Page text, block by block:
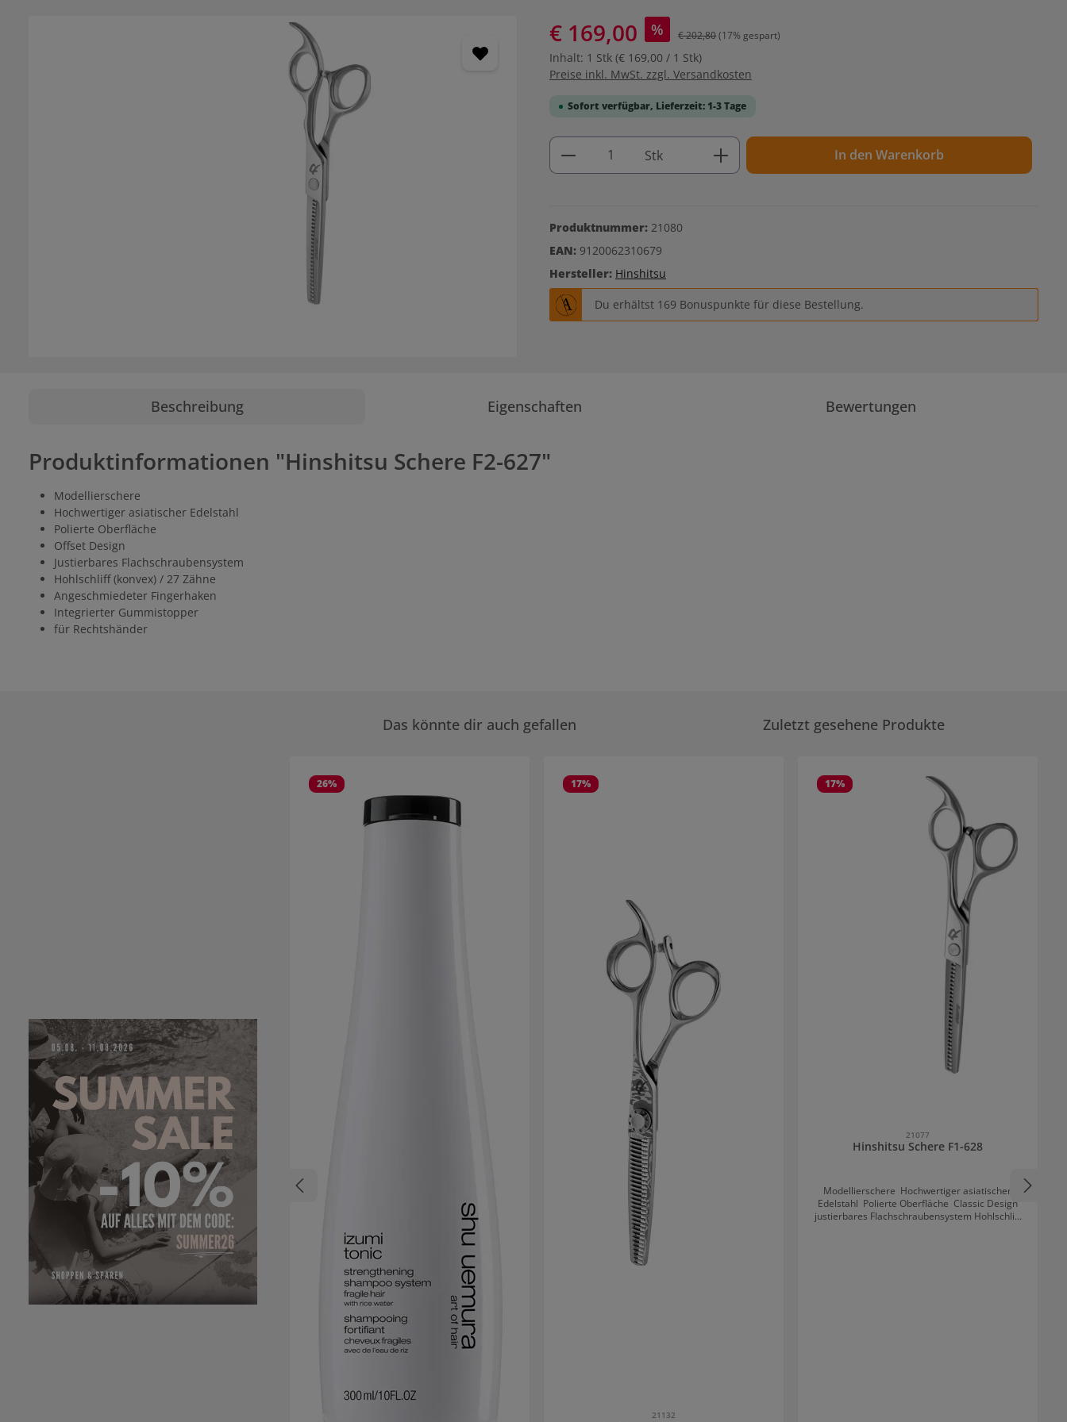
€ 169,00 % € 202,80(17% gespart)
Inhalt: 1 Stk (€ 169,00 / 1 Stk)
Preise inkl. MwSt. zzgl. Versandkosten
Sofort verfügbar, Lieferzeit: 1-3 Tage
Produkt Anzahl: Gib den gewünschten Wert ein oder
Stk In den Warenkorb
Produktnummer: 21080
EAN: 9120062310679
Hersteller: Hinshitsu
Du erhältst 169 Bonuspunkte für diese Bestellung.
Beschreibung Eigenschaften Bewertungen
Produktinformationen "Hinshitsu Schere F2-627"
Modellierschere
Hochwertiger asiatischer Edelstahl
Polierte Oberfläche
Offset Design
Justierbares Flachschraubensystem
Hohlschliff (konvex) / 27 Zähne
Angeschmiedeter Fingerhaken
Integrierter Gummistopper
für Rechtshänder
Das könnte dir auch gefallen Zuletzt gesehene Produkte
26% 17%
21132
17%
21077
Hinshitsu Schere F1-628
Modellierschere Hochwertiger asiatischer
Edelstahl Polierte Oberfläche Classic Design
justierbares Flachschraubensystem Hohlschliff